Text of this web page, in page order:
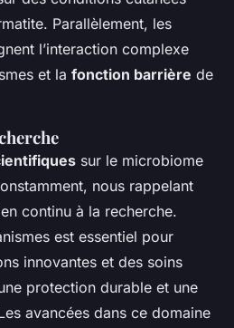
Parallèlement, les
l’interaction complexe
et la fonction barrière de
sur le microbiome
nous rappelant
continu à la recherche.
est essentiel pour
innovantes et des soins
protection durable et une
avancées dans ce domaine